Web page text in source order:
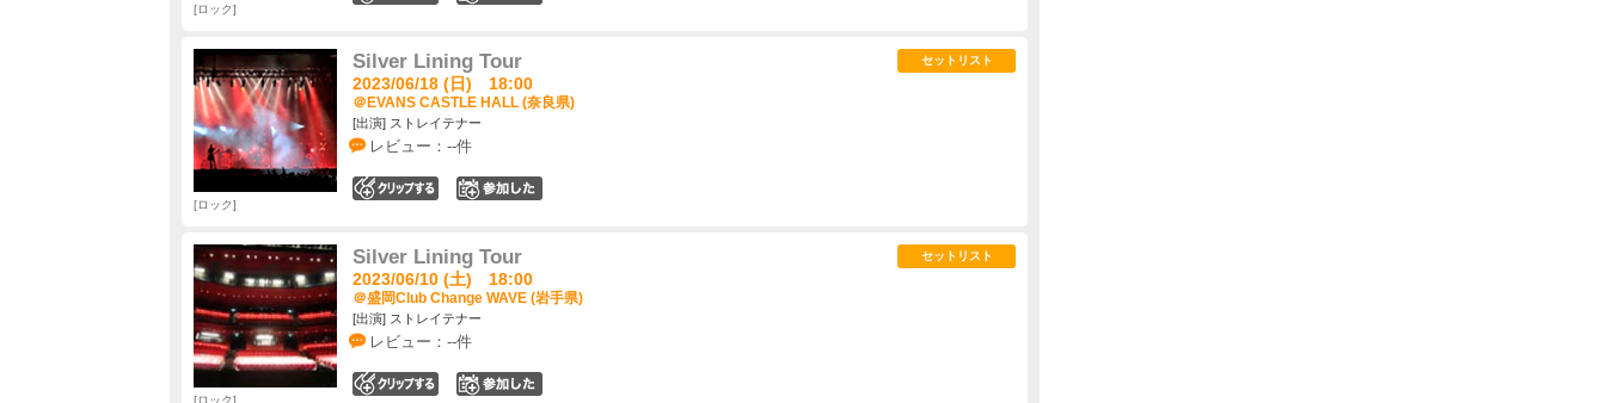
ロック
Silver Lining Tour
2023/06/18 (日) 18:00
＠EVANS CASTLE HALL (奈良県)
[出演] ストレイテナー
レビュー：--件
セットリスト
ロック
Silver Lining Tour
2023/06/10 (土) 18:00
＠盛岡Club Change WAVE (岩手県)
[出演] ストレイテナー
レビュー：--件
セットリスト
ロック